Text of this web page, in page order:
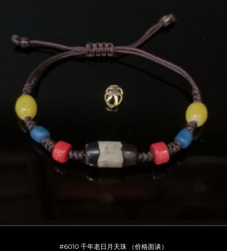
#6010 千年老日月天珠 （价格面谈）